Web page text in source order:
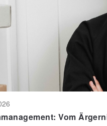
Vom